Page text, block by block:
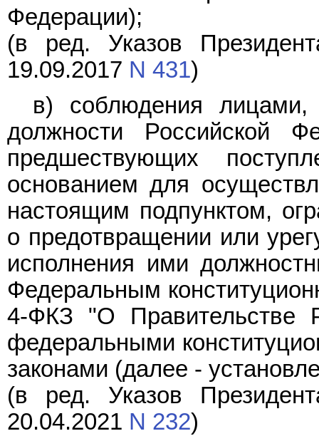
Федерации);
(в ред. Указов
19.09.2017 N 431)
в) соблюдения лицами,
должности Российской
предшествующих
основанием для
настоящим подпунктом,
о предотвращении или
исполнения ими
Федеральным
4-ФКЗ "О Правительстве
федеральными
законами (далее -
(в ред. Указов
20.04.2021 N 232)